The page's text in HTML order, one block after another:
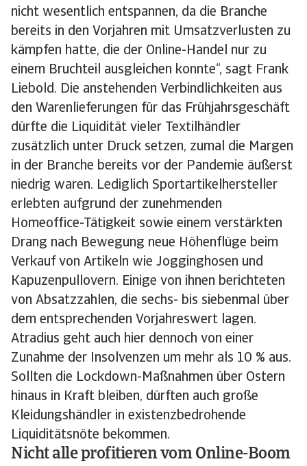
nicht wesentlich entspannen, da die Branche
bereits in den Vorjahren mit Umsatzverlusten zu
kämpfen hatte, die der Online-Handel nur zu
einem Bruchteil ausgleichen konnte“, sagt Frank
Liebold. Die anstehenden Verbindlichkeiten aus
den Warenlieferungen für das Frühjahrsgeschäft
dürfte die Liquidität vieler Textilhändler
zusätzlich unter Druck setzen, zumal die Margen
in der Branche bereits vor der Pandemie äußerst
niedrig waren. Lediglich Sportartikelhersteller
erlebten aufgrund der zunehmenden
Homeoffice-Tätigkeit sowie einem verstärkten
Drang nach Bewegung neue Höhenflüge beim
Verkauf von Artikeln wie Jogginghosen und
Kapuzenpullovern. Einige von ihnen berichteten
von Absatzzahlen, die sechs- bis siebenmal über
dem entsprechenden Vorjahreswert lagen.
Atradius geht auch hier dennoch von einer
Zunahme der Insolvenzen um mehr als 10 % aus.
Sollten die Lockdown-Maßnahmen über Ostern
hinaus in Kraft bleiben, dürften auch große
Kleidungshändler in existenzbedrohende
Liquiditätsnöte bekommen.
Nicht alle profitieren vom Online-Boom